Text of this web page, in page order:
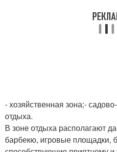
- хозяйственная зона;-
отдыха.
В зоне отдыха располагают
барбекю, игровые площадки,